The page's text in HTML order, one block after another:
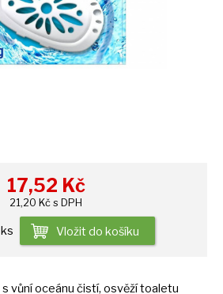
17,52 Kč
21,20 Kč s DPH
ks Vložit do košíku
s vůní oceánu čistí, osvěží toaletu